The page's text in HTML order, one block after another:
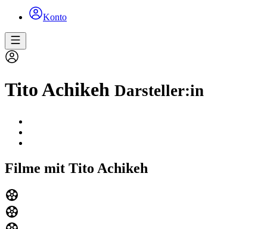
Konto
Tito Achikeh Darsteller:in
Filme mit Tito Achikeh